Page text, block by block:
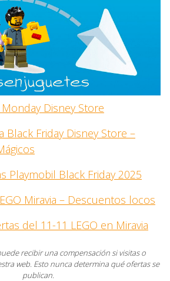
Monday Disney Store
Black Friday Disney Store –
Playmobil Black Friday 2025
Miravia – Descuentos locos
del 11-11 LEGO en Miravia
recibir una compensación si visitas o
web. Esto nunca determina qué ofertas se
publican.